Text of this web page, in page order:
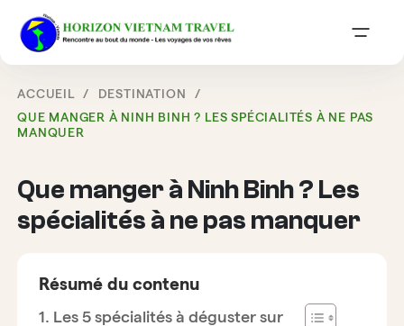
ACCUEIL
DESTINATION
QUE MANGER À NINH BINH ? LES SPÉCIALITÉS À NE PAS
MANQUER
Que manger à Ninh Binh ? Les
spécialités à ne pas manquer
Résumé du contenu
Les 5 spécialités à déguster sur